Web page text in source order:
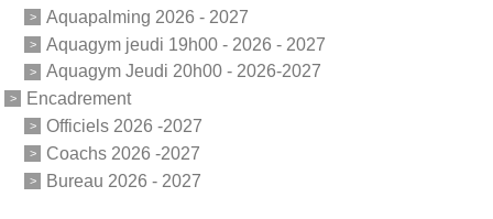
Aquapalming 2026 - 2027
Aquagym jeudi 19h00 - 2026 - 2027
Aquagym Jeudi 20h00 - 2026-2027
Encadrement
Officiels 2026 -2027
Coachs 2026 -2027
Bureau 2026 - 2027